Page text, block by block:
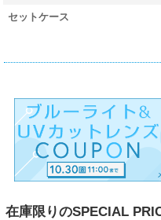
セットケース
在庫限りのSPECIAL